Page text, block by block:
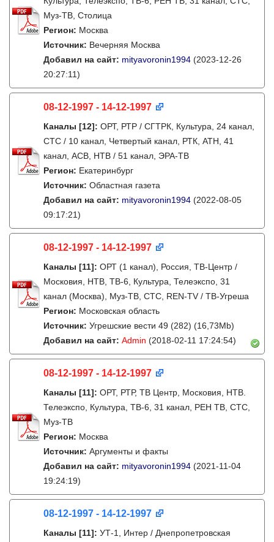
Муз-ТВ, Столица
Регион: Москва
Источник: Вечерняя Москва
Добавил на сайт: mityavoronin1994 (2023-12-26
20:27:11)
08-12-1997 - 14-12-1997
Каналы [12]: ОРТ, РТР / СГТРК, Культура, 24 канал,
СТС / 10 канал, Четвертый канал, РТК, АТН, 41
канал, АСВ, НТВ / 51 канал, ЭРА-ТВ
Регион: Екатеринбург
Источник: Областная газета
Добавил на сайт: mityavoronin1994 (2022-08-05
09:17:21)
08-12-1997 - 14-12-1997
Каналы [11]: ОРТ (1 канал), Россия, ТВ-Центр /
Московия, НТВ, ТВ-6, Культура, Телеэкспо, 31
канал (Москва), Муз-ТВ, СТС, REN-TV / ТВ-Угреша
Регион: Московская область
Источник: Угрешские вести 49 (282) (16,73Mb)
Добавил на сайт: Admin (2018-02-11 17:24:54)
08-12-1997 - 14-12-1997
Каналы [11]: ОРТ, РТР, ТВ Центр, Московия, НТВ.
Телеэкспо, Культура, ТВ-6, 31 канал, РЕН ТВ, СТС,
Муз-ТВ
Регион: Москва
Источник: Аргументы и факты
Добавил на сайт: mityavoronin1994 (2021-11-04
19:24:19)
08-12-1997 - 14-12-1997
Каналы [11]: УТ-1, Интер / Днепропетровская